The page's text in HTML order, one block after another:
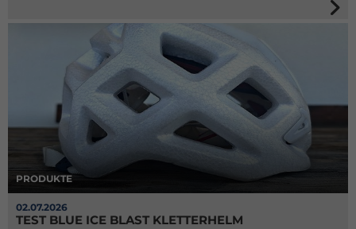
PRODUKTE
02.07.2026
TEST BLUE ICE BLAST KLETTERHELM